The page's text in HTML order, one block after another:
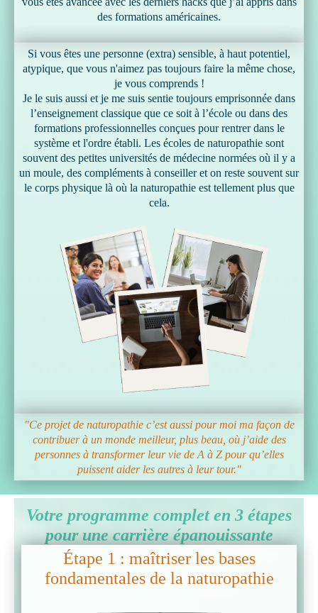
des formations américaines.
Si vous êtes une personne (extra) sensible, à haut potentiel,
atypique, que vous n'aimez pas toujours faire la même chose,
je vous comprends !
Je le suis aussi et je me suis sentie toujours emprisonnée dans
l’enseignement classique que ce soit à l’école ou dans des
formations professionnelles conçues pour rentrer dans le
système et l'ordre établi. Les écoles de naturopathie sont
souvent des petites universités de médecine normées où il y a
un moule, des compléments à conseiller et on reste souvent sur
le corps physique là où la naturopathie est tellement plus que
cela.
"Ce projet de naturopathie c’est aussi pour moi ma façon de
contribuer à un monde meilleur, plus beau, où j’aide des
personnes à transformer leur vie de A à Z pour qu’elles
puissent aider les autres à leur tour."
Votre programme complet en 3 étapes
pour une carrière épanouissante
Étape 1 : maîtriser les bases
fondamentales de la naturopathie